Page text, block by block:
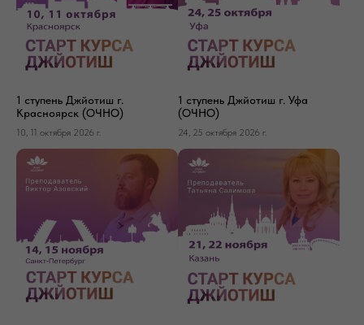
1 ступень Джйотиш г.
Красноярск (ОЧНО)
10, 11 октября 2026 г.
1 ступень Джйотиш г. Уфа
(ОЧНО)
24, 25 октября 2026 г.